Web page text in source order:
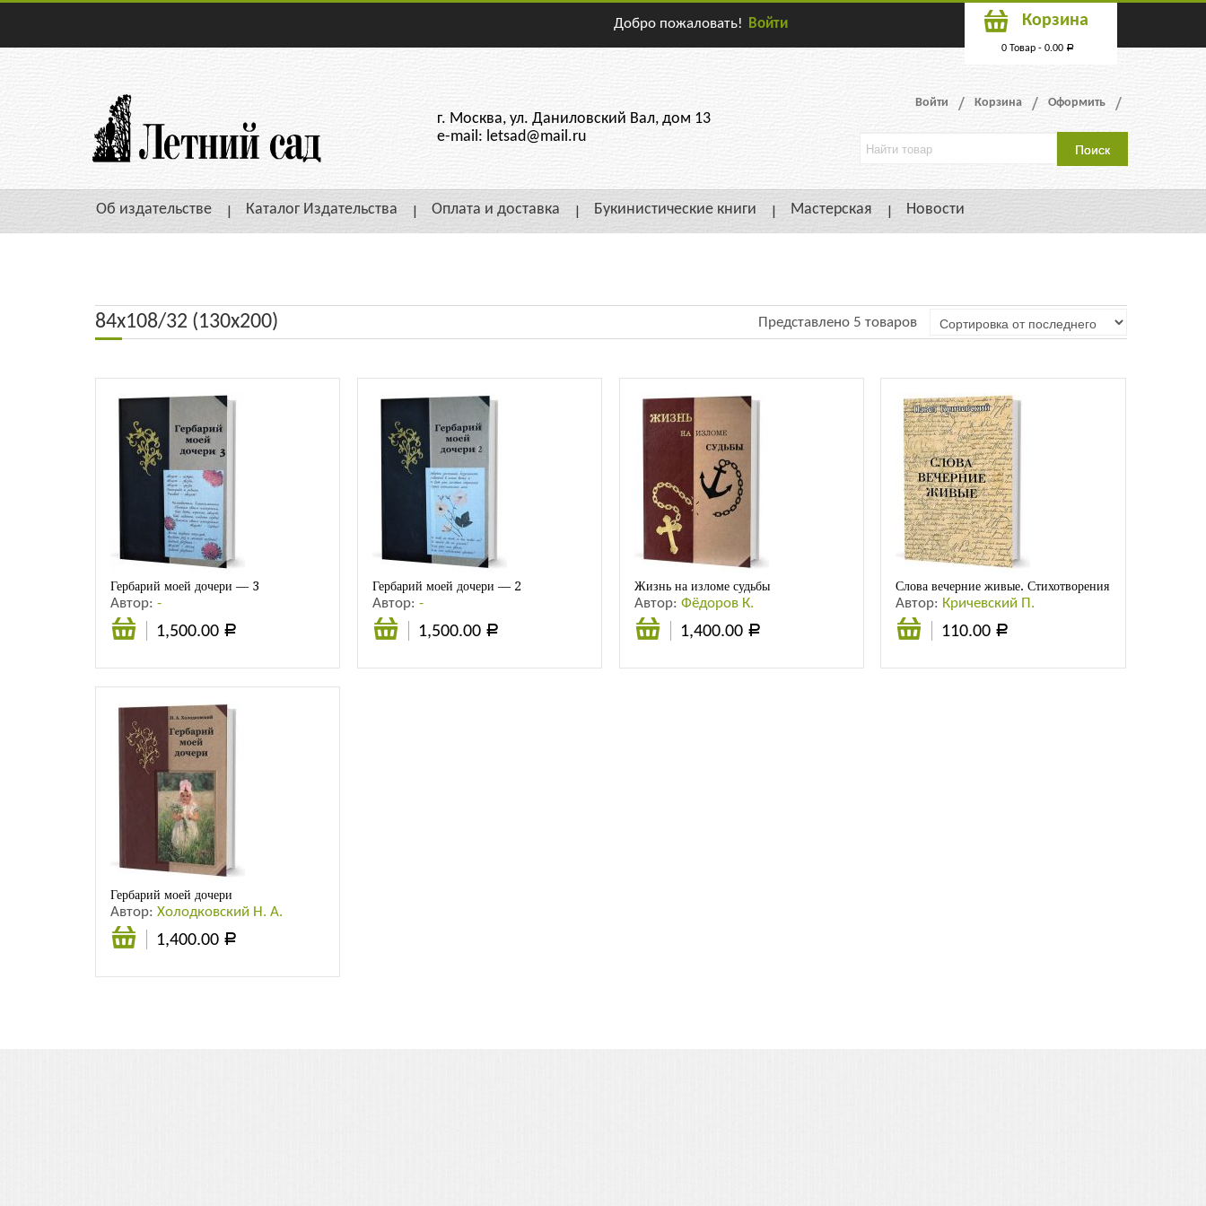
Добро пожаловать! Войти Корзина
0 Товар - 0.00 Р
г. Москва, ул. Даниловский Вал, дом 13
e-mail: letsad@mail.ru
Войти Корзина Оформить
Об издательстве Каталог Издательства Оплата и доставка Букинистические книги Мастерская Новости
84х108/32 (130х200) Представлено 5 товаров
Гербарий моей дочери — 3
Автор: -
1,500.00 Р
Гербарий моей дочери — 2
Автор: -
1,500.00 Р
Жизнь на изломе судьбы
Автор: Фёдоров К.
1,400.00 Р
Слова вечерние живые. Стихотворения
Автор: Кричевский П.
110.00 Р
Гербарий моей дочери
Автор: Холодковский Н. А.
1,400.00 Р